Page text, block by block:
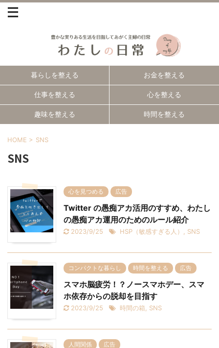
暮らしを整える お金を整える
仕事を整える 心を整える
趣味を整える 時間を整える
HOME > SNS
SNS
心を見つめる 広告
Twitter の愚痴アカ活用のすすめ、わたし
の愚痴アカ運用のためのルール紹介
2023/9/25 HSP（敏感すぎる人） SNS
コンパクトな暮らし 時間を整える 広告
スマホ脳疲労！？ノースマホデー、スマ
ホ依存からの脱却を目指す
2023/9/25 時間の箱 SNS
人間関係 広告